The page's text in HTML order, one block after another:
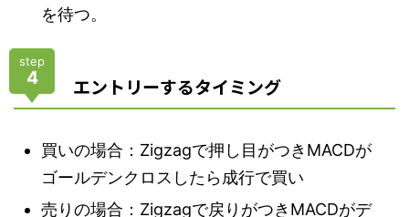
を待つ。
step
4 エントリーするタイミング
買いの場合：Zigzagで押し目がつきMACDが
ゴールデンクロスしたら成行で買い
売りの場合：Zigzagで戻りがつきMACDがデ